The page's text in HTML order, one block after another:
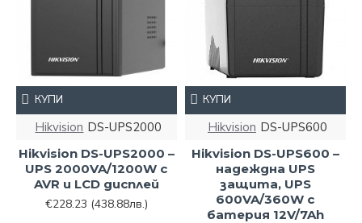
Hikvision DS-UPS2000
Hikvision DS-UPS2000 –
UPS 2000VA/1200W с
AVR и LCD дисплей
€228.23 (438.88лв.)
КУПИ
Hikvision DS-UPS600
Hikvision DS-UPS600 –
надеждна UPS
защита, UPS
600VA/360W с
батерия 12V/7Ah
КУПИ